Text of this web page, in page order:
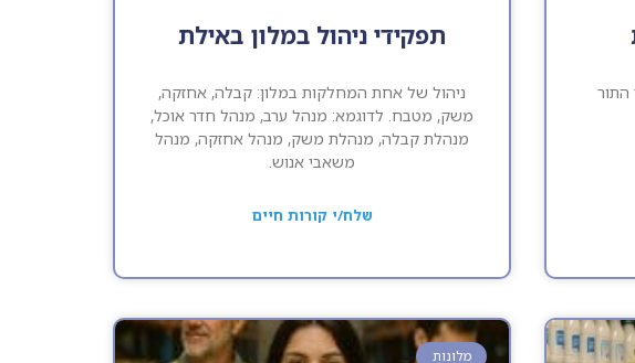
תפקידי ניהול במלון באילת
ניהול של אחת המחלקות במלון: קבלה, אחזקה,
משק, מטבח. לדוגמא: מנהל ערב, מנהל חדר אוכל,
מנהלת קבלה, מנהלת משק, מנהל אחזקה, מנהל
משאבי אנוש.
שלח/י קורות חיים
מלונות